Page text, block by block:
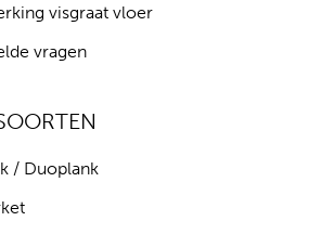
visgraat vloer
vragen
/ Duoplank